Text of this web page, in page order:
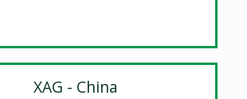
XAG - China